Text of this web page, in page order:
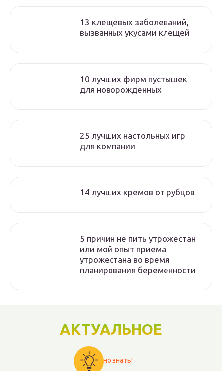
13 клещевых заболеваний,
вызванных укусами клещей
10 лучших фирм пустышек
для новорожденных
25 лучших настольных игр
для компании
14 лучших кремов от рубцов
5 причин не пить утрожестан
или мой опыт приема
утрожестана во время
планирования беременности
АКТУАЛЬНОЕ
Важно знать!